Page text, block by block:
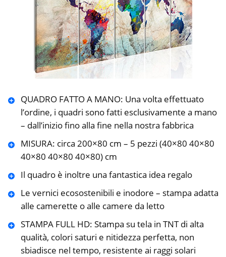
QUADRO FATTO A MANO: Una volta effettuato
l’ordine, i quadri sono fatti esclusivamente a mano
– dall’inizio fino alla fine nella nostra fabbrica
MISURA: circa 200×80 cm – 5 pezzi (40×80 40×80
40×80 40×80 40×80) cm
Il quadro è inoltre una fantastica idea regalo
Le vernici ecosostenibili e inodore – stampa adatta
alle camerette o alle camere da letto
STAMPA FULL HD: Stampa su tela in TNT di alta
qualità, colori saturi e nitidezza perfetta, non
sbiadisce nel tempo, resistente ai raggi solari